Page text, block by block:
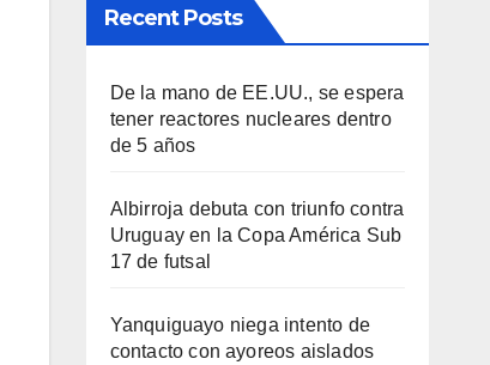
Recent Posts
De la mano de EE.UU., se espera
tener reactores nucleares dentro
de 5 años
Albirroja debuta con triunfo contra
Uruguay en la Copa América Sub
17 de futsal
Yanquiguayo niega intento de
contacto con ayoreos aislados